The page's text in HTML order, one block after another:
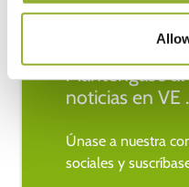
Manténgase
noticias en VE .
Únase a nuestra
sociales y